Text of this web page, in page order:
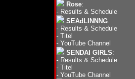
Rose:
- Results & Schedule
SEAdLINNNG:
- Results & Schedule
- Titel
- YouTube Channel
SENDAI GIRLS:
- Results & Schedule
- Titel
- YouTube Channel